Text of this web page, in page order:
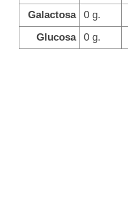
Galactosa
0 g.
Glucosa
0 g.